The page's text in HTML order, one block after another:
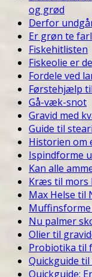
og grød
Derfor
Er grøn te
Fiskehitlisten
Fiskeolie er
Fordele ved
Førstehjælp
Gå-væk-snot
Gravid med
Guide til
Historien om
Ispindforme
Kan alle
Kræs til mors
Max Helse til
Nu palmer
Olier til
Probiotika til
Quickguide
Quickguide: